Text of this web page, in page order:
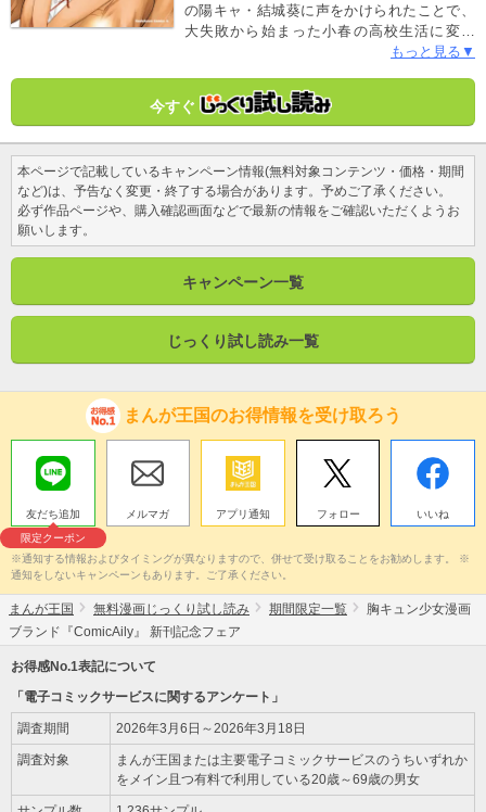
の陽キャ・結城葵に声をかけられたことで、
大失敗から始まった小春の高校生活に変化
が…？人見知り女子・卯月小春、クラス1の陽
孤高の美女・白鳥美海。性格もカーストもバ
ラバラな4人の、恋と友情の物語！
もっと見る▼
今すぐ
本ページで記載しているキャンペーン情報(無料対象コンテンツ・価格・期間
など)は、予告なく変更・終了する場合があります。予めご了承ください。
必ず作品ページや、購入確認画面などで最新の情報をご確認いただくようお
願いします。
キャンペーン一覧
じっくり試し読み一覧
まんが王国のお得情報を受け取ろう
友だち追加
限定クーポン
メルマガ アプリ通知 フォロー いいね
※通知する情報およびタイミングが異なりますので、併せて受け取ることをお勧めします。 ※
通知をしないキャンペーンもあります。ご了承ください。
まんが王国 無料漫画じっくり試し読み 期間限定一覧
胸キュン少女漫画
ブランド『ComicAily』 新刊記念フェア
お得感No.1表記について
「電子コミックサービスに関するアンケート」
調査期間 2026年3月6日～2026年3月18日
調査対象
まんが王国または主要電子コミックサービスのうちいずれか
をメイン且つ有料で利用している20歳～69歳の男女